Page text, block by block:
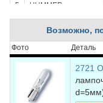
5 HUMMER
HUMMER
7
HUMMER
Возможно,
Фото Деталь
2721